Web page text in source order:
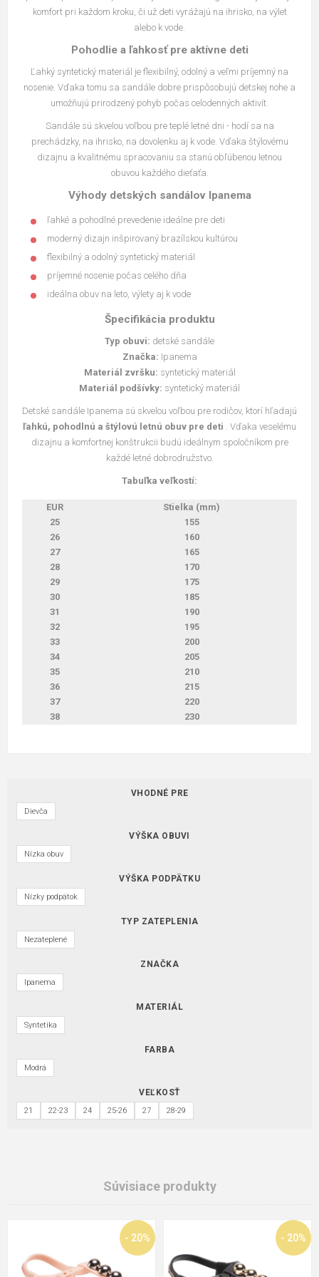
komfort pri každom kroku, či už deti vyrážajú na ihrisko, na výlet
alebo k vode.
Pohodlie a ľahkosť pre aktívne deti
Ľahký syntetický materiál je flexibilný, odolný a veľmi príjemný na
nosenie. Vďaka tomu sa sandále dobre prispôsobujú detskej nohe a
umožňujú prirodzený pohyb počas celodenných aktivít.
Sandále sú skvelou voľbou pre teplé letné dni - hodí sa na
prechádzky, na ihrisko, na dovolenku aj k vode. Vďaka štýlovému
dizajnu a kvalitnému spracovaniu sa stanú obľúbenou letnou
obuvou každého dieťaťa.
Výhody detských sandálov Ipanema
ľahké a pohodlné prevedenie ideálne pre deti
moderný dizajn inšpirovaný brazílskou kultúrou
flexibilný a odolný syntetický materiál
príjemné nosenie počas celého dňa
ideálna obuv na leto, výlety aj k vode
Špecifikácia produktu
Typ obuvi: detské sandále
Značka: Ipanema
Materiál zvršku: syntetický materiál
Materiál podšívky: syntetický materiál
Detské sandále Ipanema sú skvelou voľbou pre rodičov, ktorí hľadajú
ľahkú, pohodlnú a štýlovú letnú obuv pre deti . Vďaka veselému
dizajnu a komfortnej konštrukcii budú ideálnym spoločníkom pre
každé letné dobrodružstvo.
Tabuľka veľkostí:
EUR
Stielka (mm)
25
155
26
160
27
165
28
170
29
175
30
185
31
190
32
195
33
200
34
205
35
210
36
215
37
220
38
230
VHODNÉ PRE
Dievča
VÝŠKA OBUVI
Nízka obuv
VÝŠKA PODPÄTKU
Nízky podpätok
TYP ZATEPLENIA
Nezateplené
ZNAČKA
Ipanema
MATERIÁL
Syntetika
FARBA
Modrá
VEĽKOSŤ
21 22-23 24 25-26 27 28-29
Súvisiace produkty
- 20% - 20%